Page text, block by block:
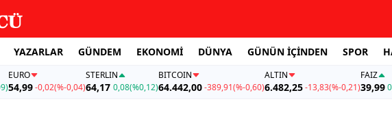
YAZARLAR GÜNDEM EKONOMİ DÜNYA GÜNÜN İÇİNDEN SPOR
EURO
54,99 -0,02(%-0,04)
STERLIN
64,17 0,08(%0,12)
BITCOIN
64.442,00-389,91(%-0,60)
ALTIN
6.482,25-13,83(%-0,21)
FAİZ
39,99